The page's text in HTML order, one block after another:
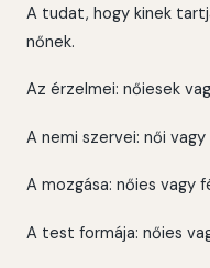
A tudat, hogy kinek
nőnek.
Az érzelmei: nőiesek
A nemi szervei: női vagy
A mozgása: nőies vagy
A test formája: nőies